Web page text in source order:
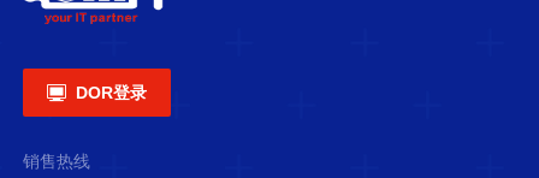
 DOR登录
销售热线